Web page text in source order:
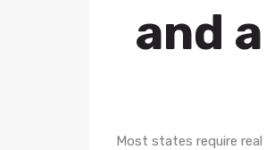
and
Most states require